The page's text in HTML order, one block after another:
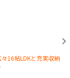
16帖LDKと充実収納